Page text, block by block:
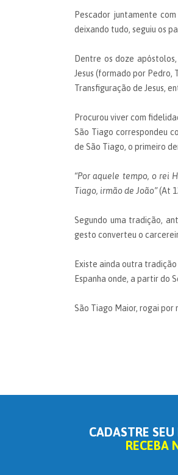
Pescador juntamente
deixando tudo, seguiu os
Dentre os doze
Jesus (formado por Pedro,
Transfiguração de Jesus,
Procurou viver com
São Tiago correspondeu
de São Tiago, o primeiro
“Por aquele tempo, o rei
Tiago, irmão de João”(At
Segundo uma tradição,
gesto converteu o
Existe ainda outra
Espanha onde, a partir do
São Tiago Maior, rogai por
CADASTRE
RECEBA